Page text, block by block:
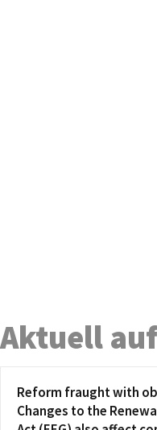
Aktuell
Reform fraught with
Changes to the